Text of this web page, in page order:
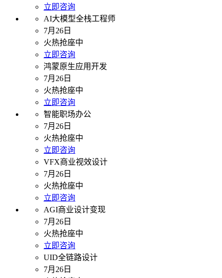
立即咨询
AI大模型全栈工程师
7月26日
火热抢座中
立即咨询
鸿蒙原生应用开发
7月26日
火热抢座中
立即咨询
智能职场办公
7月26日
火热抢座中
立即咨询
VFX商业视效设计
7月26日
火热抢座中
立即咨询
AGI商业设计变现
7月26日
火热抢座中
立即咨询
UID全链路设计
7月26日